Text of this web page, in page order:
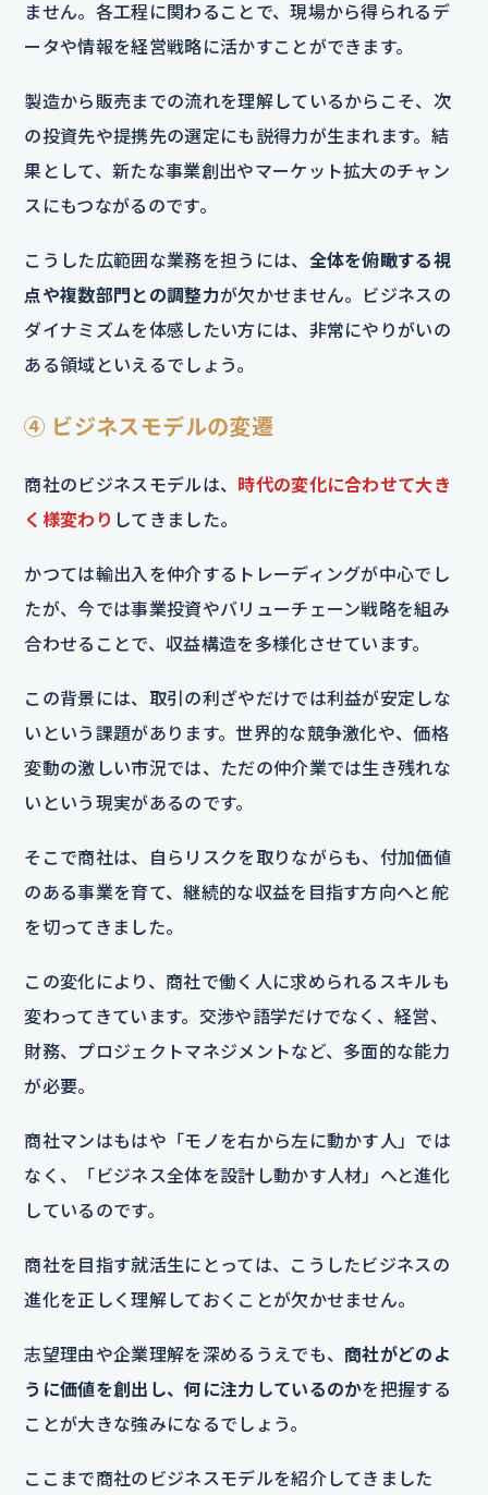
ません。各工程に関わることで、現場から得られるデ
ータや情報を経営戦略に活かすことができます。
製造から販売までの流れを理解しているからこそ、次
の投資先や提携先の選定にも説得力が生まれます。結
果として、新たな事業創出やマーケット拡大のチャン
スにもつながるのです。
こうした広範囲な業務を担うには、 全体を俯瞰する視
点や複数部門との調整力が欠かせません。ビジネスの
ダイナミズムを体感したい方には、非常にやりがいの
ある領域といえるでしょう。
④ ビジネスモデルの変遷
商社のビジネスモデルは、 時代の変化に合わせて大き
く様変わり してきました。
かつては輸出入を仲介するトレーディングが中心でし
たが、今では事業投資やバリューチェーン戦略を組み
合わせることで、収益構造を多様化させています。
この背景には、取引の利ざやだけでは利益が安定しな
いという課題があります。世界的な競争激化や、価格
変動の激しい市況では、ただの仲介業では生き残れな
いという現実があるのです。
そこで商社は、自らリスクを取りながらも、付加価値
のある事業を育て、継続的な収益を目指す方向へと舵
を切ってきました。
この変化により、商社で働く人に求められるスキルも
変わってきています。交渉や語学だけでなく、経営、
財務、プロジェクトマネジメントなど、多面的な能力
が必要。
商社マンはもはや「モノを右から左に動かす人」では
なく、「ビジネス全体を設計し動かす人材」へと進化
しているのです。
商社を目指す就活生にとっては、こうしたビジネスの
進化を正しく理解しておくことが欠かせません。
志望理由や企業理解を深めるうえでも、 商社がどのよ
うに価値を創出し、何に注力しているのかを把握する
ことが大きな強みになるでしょう。
ここまで商社のビジネスモデルを紹介してきました